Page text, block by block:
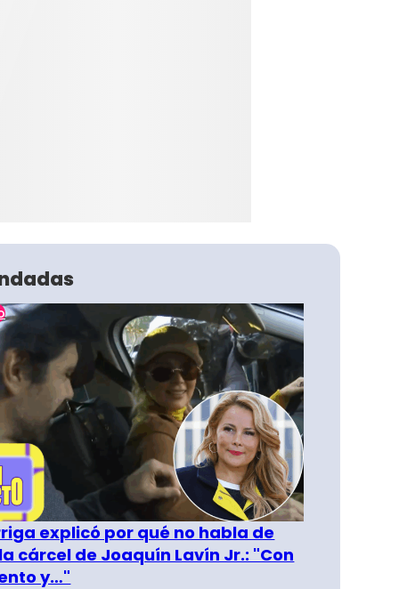
explicó por qué no habla de
cárcel de Joaquín Lavín Jr.: "Con
y…"